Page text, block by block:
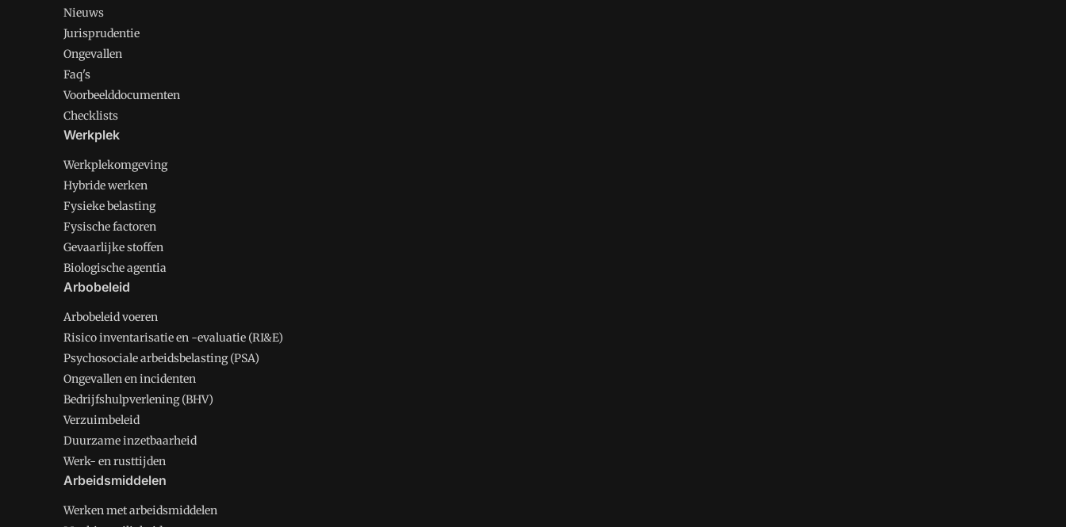
Nieuws
Jurisprudentie
Ongevallen
Faq's
Voorbeelddocumenten
Checklists
Werkplek
Werkplekomgeving
Hybride werken
Fysieke belasting
Fysische factoren
Gevaarlijke stoffen
Biologische agentia
Arbobeleid
Arbobeleid voeren
Risico inventarisatie en -evaluatie (RI&E)
Psychosociale arbeidsbelasting (PSA)
Ongevallen en incidenten
Bedrijfshulpverlening (BHV)
Verzuimbeleid
Duurzame inzetbaarheid
Werk- en rusttijden
Arbeidsmiddelen
Werken met arbeidsmiddelen